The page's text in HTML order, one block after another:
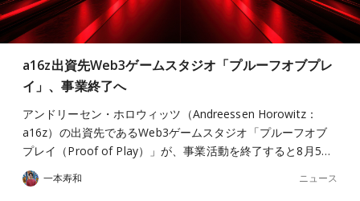
a16z出資先Web3ゲームスタジオ「プルーフオブプレ
イ」、事業終了へ
アンドリーセン・ホロウィッツ（Andreessen Horowitz：
a16z）の出資先であるWeb3ゲームスタジオ「プルーフオブ
プレイ（Proof of Play）」が、事業活動を終了すると8月5…
一本寿和 ニュース